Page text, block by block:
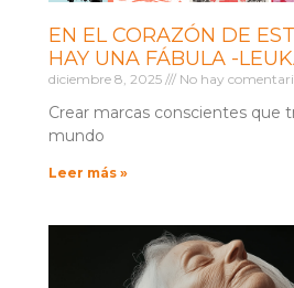
EN EL CORAZÓN DE
HAY UNA FÁBULA -
diciembre 8, 2025 No hay
Crear marcas conscientes que
mundo
Leer más »